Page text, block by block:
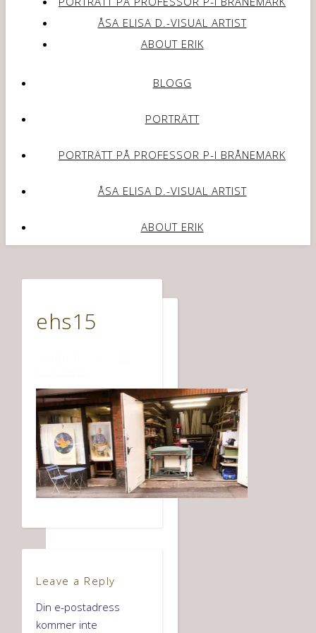
ÅSA ELISA D.-VISUAL ARTIST
ABOUT ERIK
BLOGG
PORTRÄTT
PORTRÄTT PÅ PROFESSOR P-I BRÅNEMARK
ÅSA ELISA D.-VISUAL ARTIST
ABOUT ERIK
ehs15
Leave a Reply
Din e-postadress
kommer inte